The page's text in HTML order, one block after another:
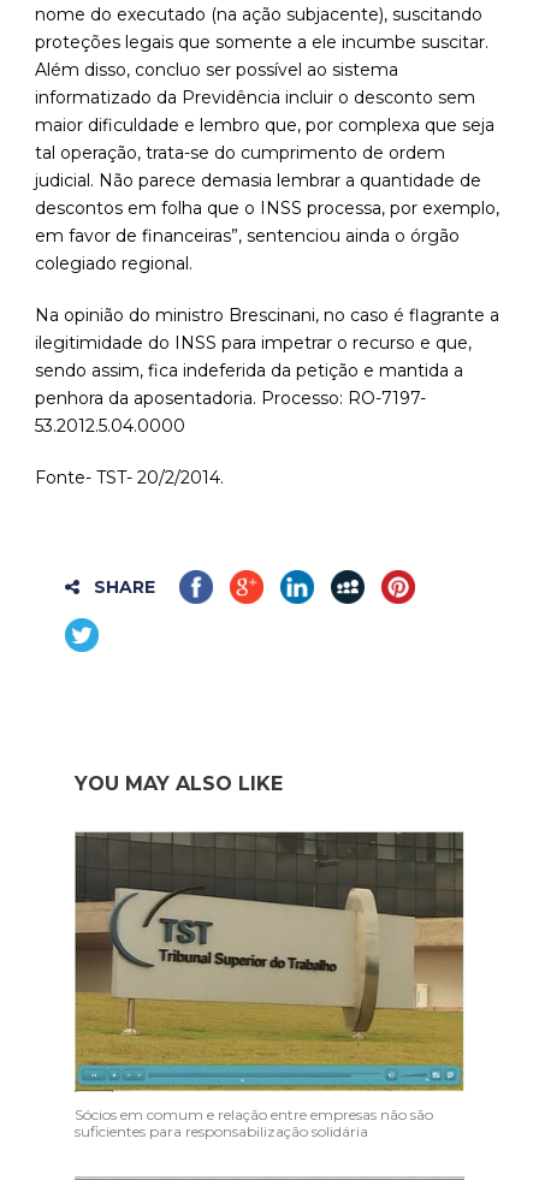
nome do executado (na ação subjacente), suscitando
proteções legais que somente a ele incumbe suscitar.
Além disso, concluo ser possível ao sistema
informatizado da Previdência incluir o desconto sem
maior dificuldade e lembro que, por complexa que seja
tal operação, trata-se do cumprimento de ordem
judicial. Não parece demasia lembrar a quantidade de
descontos em folha que o INSS processa, por exemplo,
em favor de financeiras”, sentenciou ainda o órgão
colegiado regional.
Na opinião do ministro Brescinani, no caso é flagrante a
ilegitimidade do INSS para impetrar o recurso e que,
sendo assim, fica indeferida da petição e mantida a
penhora da aposentadoria. Processo: RO-7197-
53.2012.5.04.0000
Fonte- TST- 20/2/2014.
SHARE
YOU MAY ALSO LIKE
Sócios em comum e relação entre empresas não são
suficientes para responsabilização solidária